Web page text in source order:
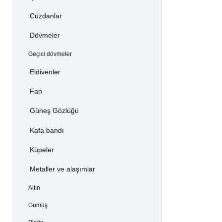
Cüzdanlar
Dövmeler
Geçici dövmeler
Eldivenler
Fan
Güneş Gözlüğü
Kafa bandı
Küpeler
Metaller ve alaşımlar
Altın
Gümüş